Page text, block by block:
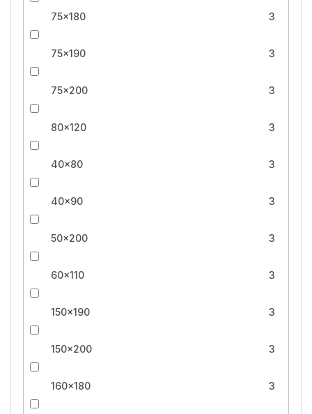
75x180 3
75x190 3
75x200 3
80x120 3
40x80 3
40x90 3
50x200 3
60x110 3
150x190 3
150x200 3
160x180 3